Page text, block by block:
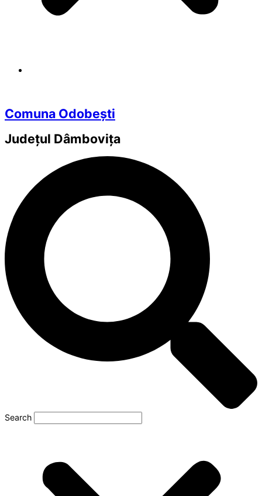
Comuna Odobești
Județul Dâmbovița
Search